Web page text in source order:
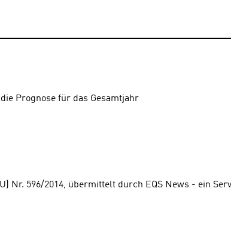
Prognose für das Gesamtjahr
596/2014, übermittelt durch EQS News - ein